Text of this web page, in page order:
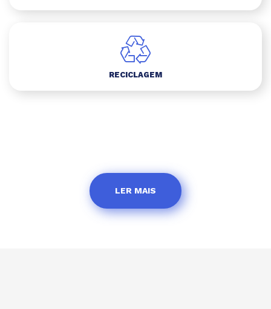
RECICLAGEM
LER MAIS